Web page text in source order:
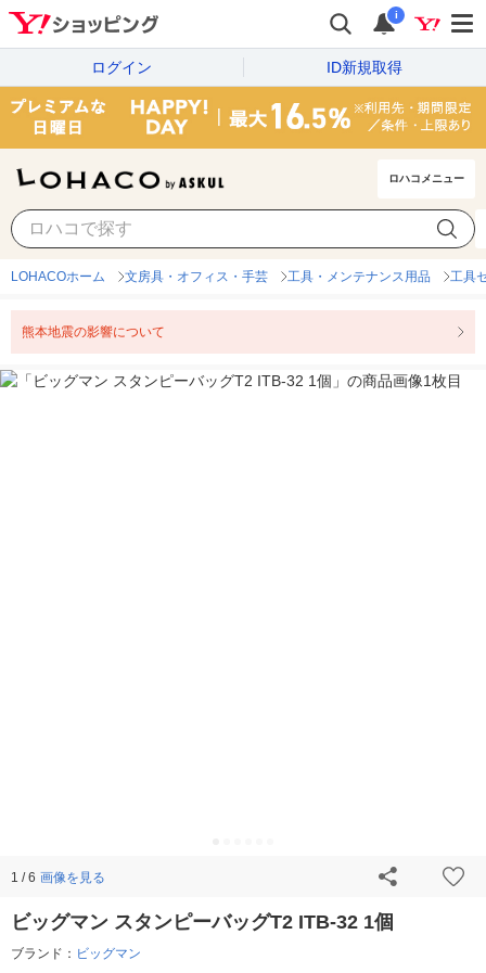
i
ログイン ID新規取得
ロハコメニュー
LOHACOホーム 文房具・オフィス・手芸 工具・メンテナンス用品 工具
熊本地震の影響について
1 / 6 画像を見る
ビッグマン スタンピーバッグT2 ITB-32 1個
ブランド： ビッグマン